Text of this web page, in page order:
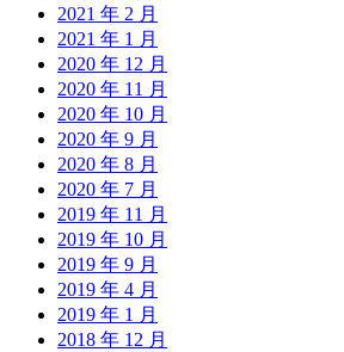
2021 年 2 月
2021 年 1 月
2020 年 12 月
2020 年 11 月
2020 年 10 月
2020 年 9 月
2020 年 8 月
2020 年 7 月
2019 年 11 月
2019 年 10 月
2019 年 9 月
2019 年 4 月
2019 年 1 月
2018 年 12 月